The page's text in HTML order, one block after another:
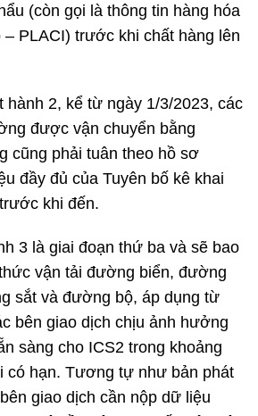
(còn gọi là thông tin hàng hóa
PLACI) trước khi chất hàng lên
hành 2, kể từ ngày 1/3/2023, các
được vận chuyển bằng
cũng phải tuân theo hồ sơ
đầy đủ của Tuyên bố kê khai
khi đến.
3 là giai đoạn thứ ba và sẽ bao
vận tải đường biển, đường
sắt và đường bộ, áp dụng từ
bên giao dịch chịu ảnh hưởng
sàng cho ICS2 trong khoảng
có hạn. Tương tự như bản phát
giao dịch cần nộp dữ liệu